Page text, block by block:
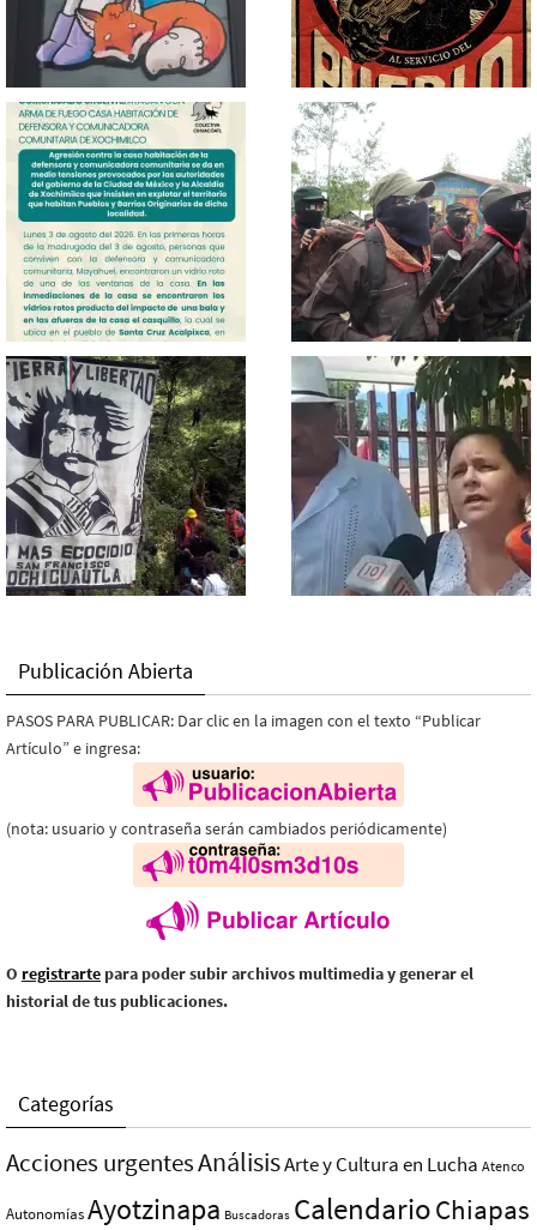
Publicación Abierta
PASOS PARA PUBLICAR: Dar clic en la imagen con el texto “Publicar
Artículo” e ingresa:
(nota: usuario y contraseña serán cambiados periódicamente)
O registrarte para poder subir archivos multimedia y generar el
historial de tus publicaciones.
Categorías
Acciones urgentesAnálisisArte y Cultura en Lucha Atenco
AutonomíasAyotzinapa Buscadoras CalendarioChiapas